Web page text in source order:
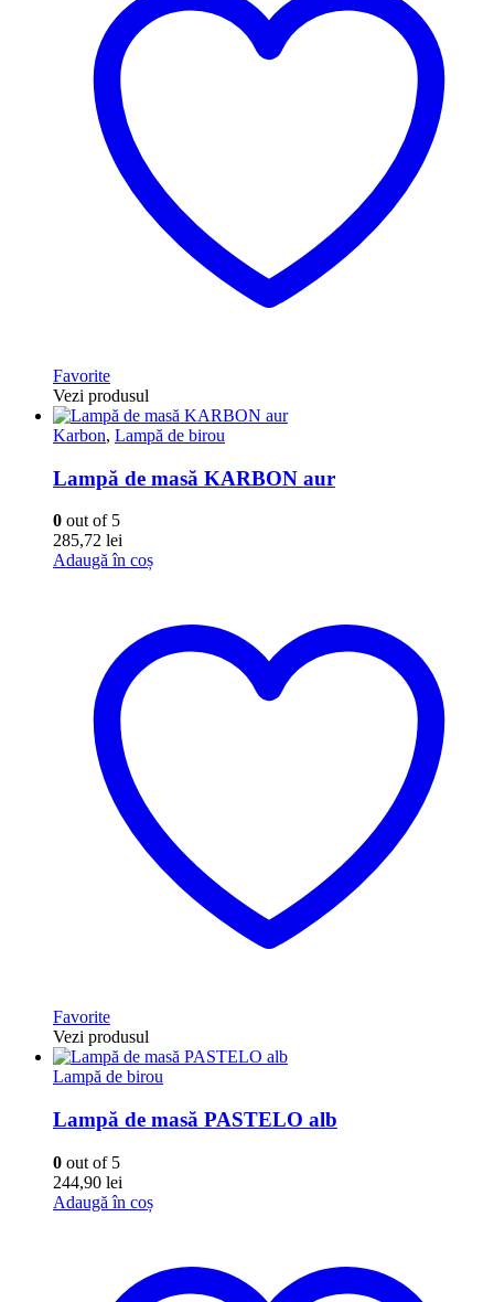
Favorite
Vezi produsul
Karbon, Lampă de birou
Lampă de masă KARBON aur
0 out of 5
285,72 lei
Adaugă în coș
Favorite
Vezi produsul
Lampă de birou
Lampă de masă PASTELO alb
0 out of 5
244,90 lei
Adaugă în coș